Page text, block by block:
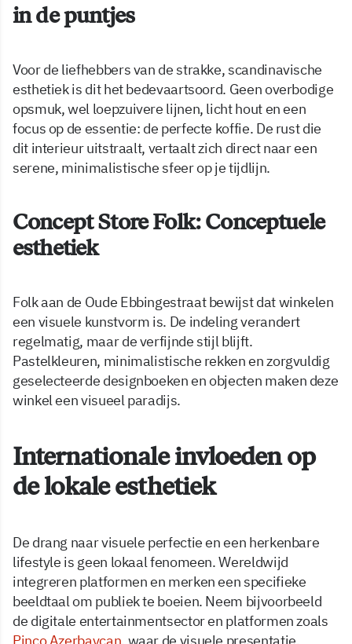
in de puntjes
Voor de liefhebbers van de strakke, scandinavische
esthetiek is dit het bedevaartsoord. Geen overbodige
opsmuk, wel loepzuivere lijnen, licht hout en een
focus op de essentie: de perfecte koffie. De rust die
dit interieur uitstraalt, vertaalt zich direct naar een
serene, minimalistische sfeer op je tijdlijn.
Concept Store Folk: Conceptuele
esthetiek
Folk aan de Oude Ebbingestraat bewijst dat winkelen
een visuele kunstvorm is. De indeling verandert
regelmatig, maar de verfijnde stijl blijft.
Pastelkleuren, minimalistische rekken en zorgvuldig
geselecteerde designboeken en objecten maken deze
winkel een visueel paradijs.
Internationale invloeden op
de lokale esthetiek
De drang naar visuele perfectie en een herkenbare
lifestyle is geen lokaal fenomeen. Wereldwijd
integreren platformen en merken een specifieke
beeldtaal om publiek te boeien. Neem bijvoorbeeld
de digitale entertainmentsector en platformen zoals